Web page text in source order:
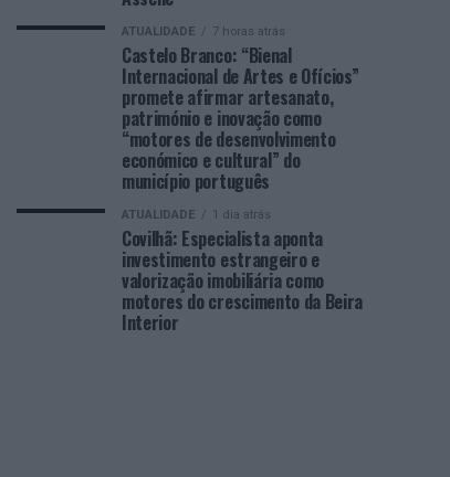
ATUALIDADE 7 horas atrás
Castelo Branco: “Bienal
Internacional de Artes e Ofícios”
promete afirmar artesanato,
património e inovação como
“motores de desenvolvimento
económico e cultural” do
município português
ATUALIDADE 1 dia atrás
Covilhã: Especialista aponta
investimento estrangeiro e
valorização imobiliária como
motores do crescimento da Beira
Interior